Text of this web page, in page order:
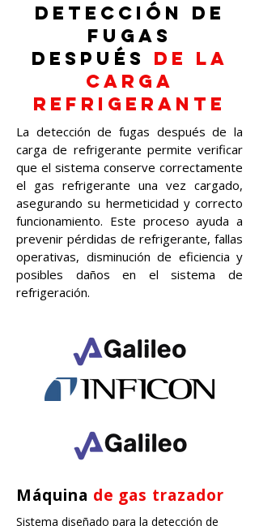
detección de
fugas
DESPUÉS
de la
carga
refrigerante
La detección de fugas después de la
carga de refrigerante permite verificar
que el sistema conserve correctamente
el gas refrigerante una vez cargado,
asegurando su hermeticidad y correcto
funcionamiento. Este proceso ayuda a
prevenir pérdidas de refrigerante, fallas
operativas, disminución de eficiencia y
posibles daños en el sistema de
refrigeración.
​Máquina de gas trazador
Sistema diseñado para la detección de